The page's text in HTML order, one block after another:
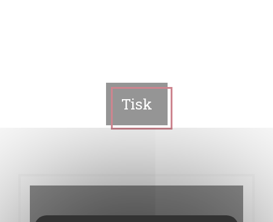
Tisk